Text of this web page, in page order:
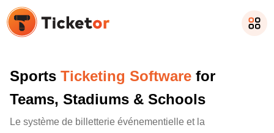
Sports Ticketing Software for
Teams, Stadiums & Schools
Le système de billetterie événementielle et la